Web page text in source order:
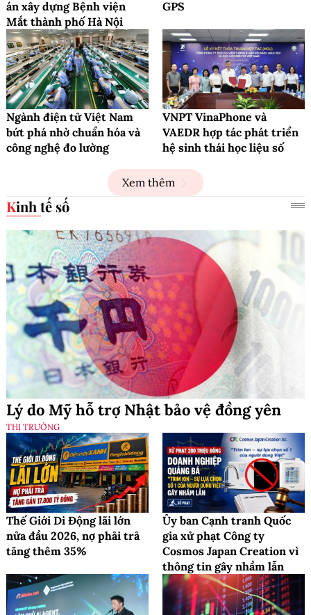
án xây dựng Bệnh viện
Mắt thành phố Hà Nội
GPS
Ngành điện tử Việt Nam
bứt phá nhờ chuẩn hóa và
công nghệ đo lường
VNPT VinaPhone và
VAEDR hợp tác phát triển
hệ sinh thái học liệu số
Xem thêm
Kinh tế số
Lý do Mỹ hỗ trợ Nhật bảo vệ đồng yên
THỊ TRƯỜNG
Thế Giới Di Động lãi lớn
nửa đầu 2026, nợ phải trả
tăng thêm 35%
Ủy ban Cạnh tranh Quốc
gia xử phạt Công ty
Cosmos Japan Creation vì
thông tin gây nhầm lẫn